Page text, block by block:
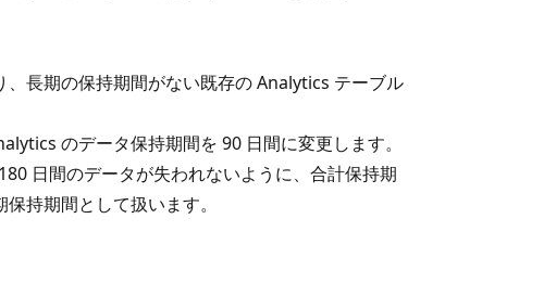
長期の保持期間がない既存の Analytics テーブル
のデータ保持期間を 90 日間に変更します。
日間のデータが失われないように、合計保持期
持期間として扱います。